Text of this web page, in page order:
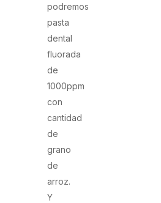
podremos
pasta
dental
fluorada
de
1000ppm
con
cantidad
de
grano
de
arroz.
Y